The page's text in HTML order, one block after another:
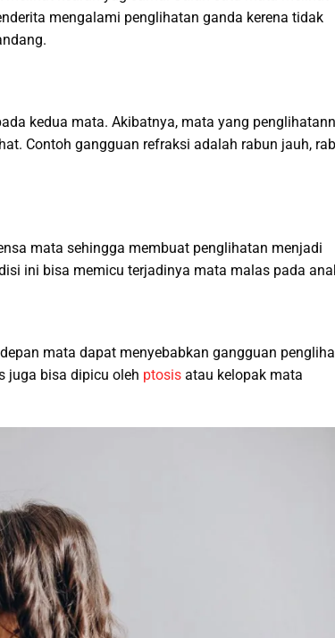
mengalami penglihatan ganda kerena tidak
kedua mata. Akibatnya, mata yang
Contoh gangguan refraksi adalah rabun jauh,
mata sehingga membuat penglihatan menjadi
ini bisa memicu terjadinya mata malas pada
mata dapat menyebabkan gangguan
juga bisa dipicu oleh ptosis atau kelopak mata